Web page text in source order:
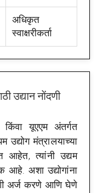
अधिकृत
स्वाक्षरीकर्ता
उद्यान नोंदणी
यूएएम अंतर्गत
मंत्रालयाच्या
आहेत, त्यांनी उद्यम
आहे. अशा उद्योगांना
अर्ज करणे आणि घेणे